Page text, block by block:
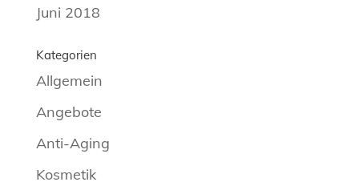
Juni 2018
Kategorien
Allgemein
Angebote
Anti-Aging
Kosmetik